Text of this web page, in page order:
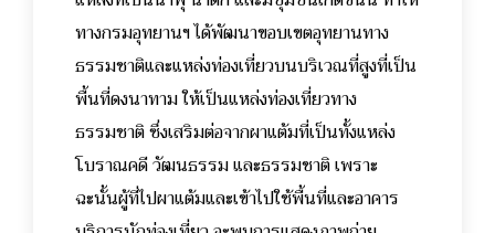
ทางกรมอุทยานฯ ได้พัฒนาขอบเขตอุทยานทาง
ธรรมชาติและแหล่งท่องเที่ยวบนบริเวณที่สูงที่เป็น
พื้นที่ดงนาทาม ให้เป็นแหล่งท่องเที่ยวทาง
ธรรมชาติ ซึ่งเสริมต่อจากผาแต้มที่เป็นทั้งแหล่ง
โบราณคดี วัฒนธรรม และธรรมชาติ เพราะ
ฉะนั้นผู้ที่ไปผาแต้มและเข้าไปใช้พื้นที่และอาคาร